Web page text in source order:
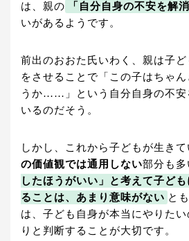
は、親の
「自分自身の不安を解
いがあるようです。
前出のおおた氏いわく、親は子
をさせることで「この子はちゃ
うか……」という自分自身の不安
いるのだそう。
しかし、これから子どもが生きて
の価値観では通用しない部分も多
したほうがいい」と考えて子ど
ることは、あまり意味がない と
は、子ども自身が本当にやりた
りと判断することが大切です。